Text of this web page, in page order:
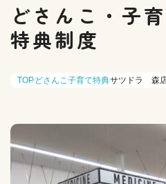
どさんこ・子
特典制度
TOPどさんこ子育て特典サツドラ 森